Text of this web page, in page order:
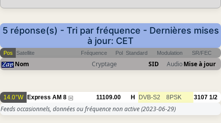
5 réponse(s) - Tri par fréquence - Dernières mises
à jour: CET
Pos Satellite Fréquence Pol Standard Modulation SR/FEC
Nom Cryptage SID AudioMise à jour
14.0°W Express AM 8 11109.00 H DVB-S2 8PSK 3107 1/2
Feeds occasionnels, données ou fréquence non active(2023-06-29)